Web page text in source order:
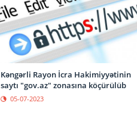
Kəngərli Rayon İcra Hakimiyyətinin
saytı "gov.az" zonasına köçürülüb
05-07-2023